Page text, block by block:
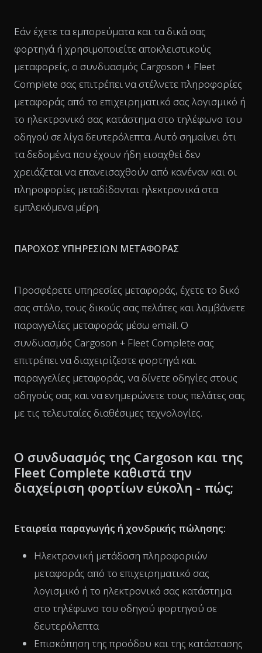
Εάν έχετε τα εμπορεύματα και τα δικά σας
φορτηγά ή χρησιμοποιείτε αποκλειστικούς
μεταφορείς, ο συνδυασμός Cargoson + Fleet
Complete σας επιτρέπει να στέλνετε πληροφορίες
μεταφοράς από το επιχειρηματικό σας λογισμικό ή
το ηλεκτρονικό σας κατάστημα στο τηλέφωνο του
οδηγού σε λίγα δευτερόλεπτα. Αυτό σημαίνει ότι
τα δεδομένα που έχουν ήδη εισαχθεί δεν
χρειάζεται να επανεισαχθούν από κανέναν και οι
πληροφορίες μεταδίδονται ηλεκτρονικά στα
εμπλεκόμενα μέρη.
ΠΑΡΟΧΟΣ ΥΠΗΡΕΣΙΩΝ ΜΕΤΑΦΟΡΑΣ
Προσφέρετε υπηρεσίες μεταφοράς, έχετε το δικό
σας στόλο, τους δικούς σας πελάτες και λαμβάνετε
παραγγελίες μεταφοράς μέσω email. Ο
συνδυασμός Cargoson + Fleet Complete σας
επιτρέπει να διαχειρίζεστε φορτηγά και
παραγγελίες μεταφοράς, να δίνετε οδηγίες στους
οδηγούς σας και να ενημερώνετε τους πελάτες σας
με τις τελευταίες διαθέσιμες τεχνολογίες.
Ο συνδυασμός της Cargoson και της
Fleet Complete καθιστά την
διαχείριση φορτίων εύκολη - πώς;
Εταιρεία παραγωγής ή χονδρικής πώλησης:
Ηλεκτρονική μετάδοση πληροφοριών
μεταφοράς από το επιχειρηματικό σας
λογισμικό ή το ηλεκτρονικό σας κατάστημα
στο τηλέφωνο του οδηγού φορτηγού σε
δευτερόλεπτα
Επισκόπηση της προόδου και της κατάστασης